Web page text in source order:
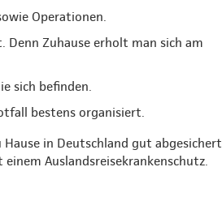
Operationen.
Denn Zuhause erholt man sich am
sich befinden.
bestens organisiert.
in Deutschland gut abgesichert
Auslandsreisekrankenschutz.